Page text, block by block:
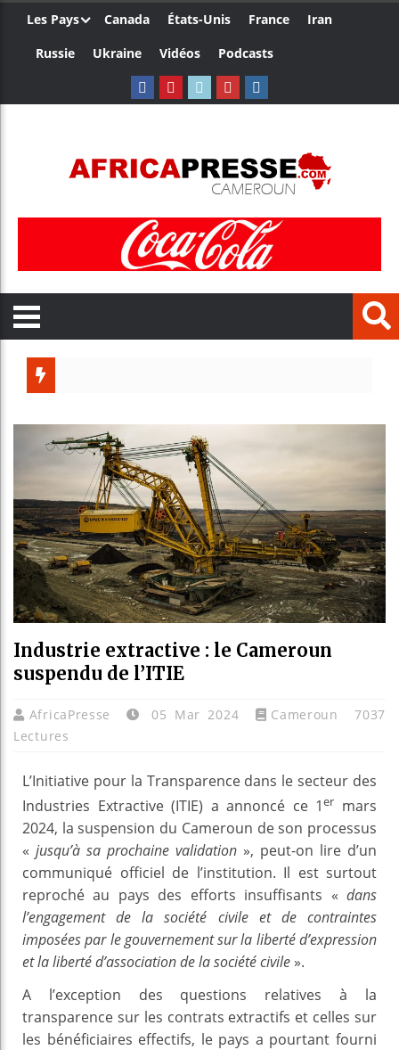
Les Pays Canada États-Unis France
Iran
Russie
Ukraine Vidéos Podcasts
Bénin :
Industrie extractive : le Cameroun
suspendu de l’ITIE
AfricaPresse 05 Mar 2024 Cameroun
7037
Lectures
L’Initiative pour la Transparence dans le secteur des
Industries Extractive (ITIE) a annoncé ce 1er mars
2024, la suspension du Cameroun de son processus
« jusqu’à sa prochaine validation », peut-on lire d’un
communiqué officiel de l’institution. Il est surtout
reproché au pays des efforts insuffisants « dans
l’engagement de la société civile et de contraintes
imposées par le gouvernement sur la liberté d’expression
et la liberté d’association de la société civile ».
A l’exception des questions relatives à la
transparence sur les contrats extractifs et celles sur
les bénéficiaires effectifs, le pays a pourtant fourni